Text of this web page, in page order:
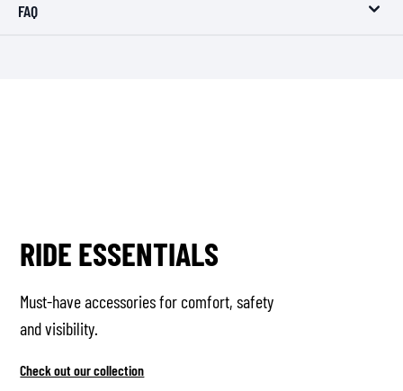
FAQ
RIDE ESSENTIALS
Must-have accessories for comfort, safety
and visibility.
Check out our collection